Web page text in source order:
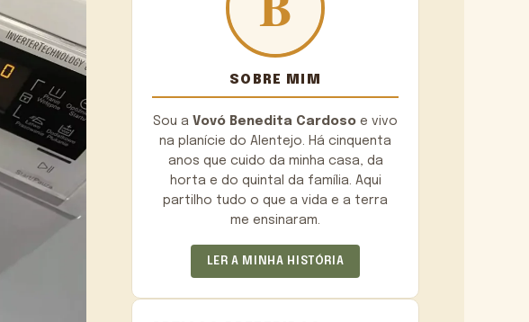
SOBRE MIM
Sou a Vovó Benedita Cardoso e vivo
na planície do Alentejo. Há cinquenta
anos que cuido da minha casa, da
horta e do quintal da família. Aqui
partilho tudo o que a vida e a terra
me ensinaram.
LER A MINHA HISTÓRIA